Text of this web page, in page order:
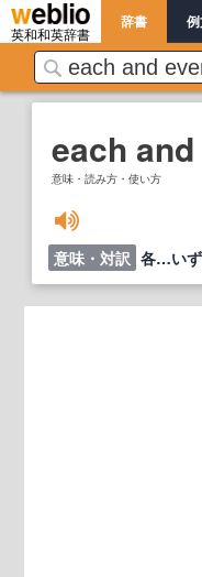
英和和英辞書
辞書
each
意味・読み方・使い方
意味・対訳 各…い